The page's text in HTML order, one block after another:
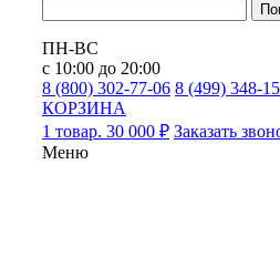
ПН-ВС
с 10:00 до 20:00
8 (800) 302-77-06 8 (499) 348-
КОРЗИНА
1 товар. 30 000 ₽ Заказать
Меню